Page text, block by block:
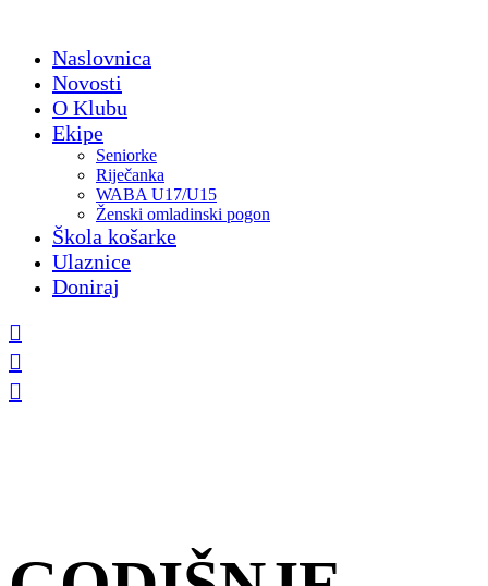
contentNaslovnica
Novosti
O Klubu
Ekipe
Seniorke
Riječanka
WABA U17/U15
Ženski omladinski pogon
Škola košarke
Ulaznice
Doniraj